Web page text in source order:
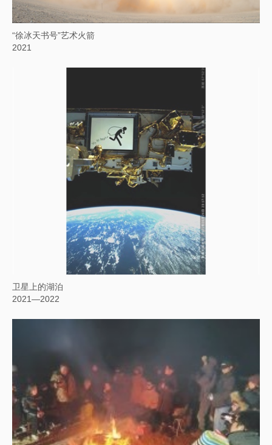
“徐冰天书号”艺术火箭
2021
卫星上的湖泊
2021—2022